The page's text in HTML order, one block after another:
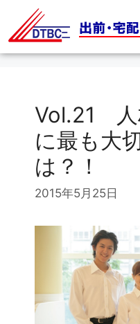
Vol.21 人
に最も大
は？！
2015年5月25日